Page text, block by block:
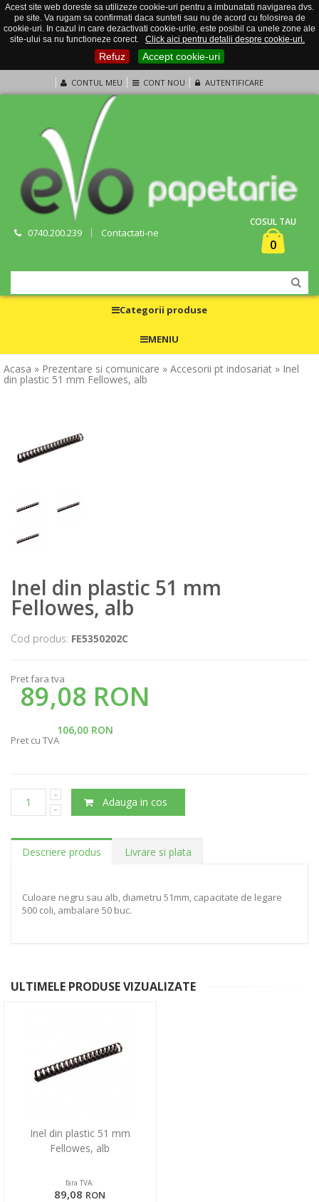
Acest site web doreste sa utilizeze cookie-uri pentru a imbunatati navigarea dvs.
pe site. Va rugam sa confirmati daca sunteti sau nu de acord cu folosirea de
cookie-uri. In cazul in care dezactivati cookie-urile, este posibil ca unele zone ale
site-ului sa nu functioneze corect.
Click aici pentru detalii despre cookie-uri.
Refuz Accept cookie-uri
CONTUL MEU CONT NOU AUTENTIFICARE
0740.200.239 Contactati-ne
COSUL TAU
0
Categorii produse
MENIU
Acasa » Prezentare si comunicare » Accesorii pt indosariat » Inel
din plastic 51 mm Fellowes, alb
Inel din plastic 51 mm
Fellowes, alb
Cod produs: FE5350202C
Pret fara tva
89,08 RON
106,00 RON
Pret cu TVA
Adauga in cos
Descriere produs Livrare si plata
Culoare negru sau alb, diametru 51mm, capacitate de legare
500 coli, ambalare 50 buc.
ULTIMELE PRODUSE VIZUALIZATE
Inel din plastic 51 mm
Fellowes, alb
fara TVA:
89,08 RON